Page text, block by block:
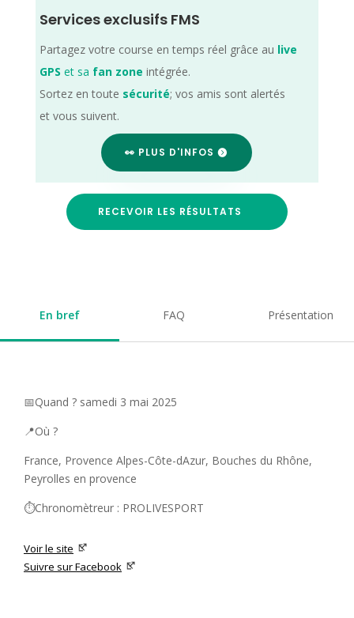
Services exclusifs FMS
Partagez votre course en temps réel grâce au live
GPS et sa fan zone intégrée.
Sortez en toute sécurité; vos amis sont alertés
et vous suivent.
👀 PLUS D'INFOS
RECEVOIR LES RÉSULTATS
En bref FAQ Présentation
📅Quand ? samedi 3 mai 2025
📍Où ?
France, Provence Alpes-Côte-dAzur, Bouches du Rhône,
Peyrolles en provence
⏱️Chronomètreur : PROLIVESPORT
Voir le site
Suivre sur Facebook